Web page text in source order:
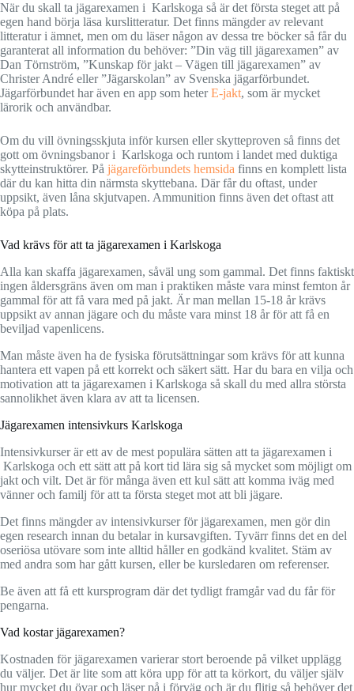
När du skall ta jägarexamen i Karlskoga så är det första steget att på
egen hand börja läsa kurslitteratur. Det finns mängder av relevant
litteratur i ämnet, men om du läser någon av dessa tre böcker så får du
garanterat all information du behöver: ”Din väg till jägarexamen” av
Dan Törnström, ”Kunskap för jakt – Vägen till jägarexamen” av
Christer André eller ”Jägarskolan” av Svenska jägarförbundet.
Jägarförbundet har även en app som heterE-jakt, som är mycket
lärorik och användbar.
Om du vill övningsskjuta inför kursen eller skytteproven så finns det
gott om övningsbanor i Karlskoga och runtom i landet med duktiga
skytteinstruktörer. På jägareförbundets hemsida finns en komplett lista
där du kan hitta din närmsta skyttebana. Där får du oftast, under
uppsikt, även låna skjutvapen. Ammunition finns även det oftast att
köpa på plats.
Vad krävs för att ta jägarexamen i Karlskoga
Alla kan skaffa jägarexamen, såväl ung som gammal. Det finns faktiskt
ingen åldersgräns även om man i praktiken måste vara minst femton år
gammal för att få vara med på jakt. Är man mellan 15-18 år krävs
uppsikt av annan jägare och du måste vara minst 18 år för att få en
beviljad vapenlicens.
Man måste även ha de fysiska förutsättningar som krävs för att kunna
hantera ett vapen på ett korrekt och säkert sätt. Har du bara en vilja och
motivation att ta jägarexamen i Karlskoga så skall du med allra största
sannolikhet även klara av att ta licensen.
Jägarexamen intensivkurs Karlskoga
Intensivkurser är ett av de mest populära sätten att ta jägarexamen i
Karlskoga och ett sätt att på kort tid lära sig så mycket som möjligt om
jakt och vilt. Det är för många även ett kul sätt att komma iväg med
vänner och familj för att ta första steget mot att bli jägare.
Det finns mängder av intensivkurser för jägarexamen, men gör din
egen research innan du betalar in kursavgiften. Tyvärr finns det en del
oseriösa utövare som inte alltid håller en godkänd kvalitet. Stäm av
med andra som har gått kursen, eller be kursledaren om referenser.
Be även att få ett kursprogram där det tydligt framgår vad du får för
pengarna.
Vad kostar jägarexamen?
Kostnaden för jägarexamen varierar stort beroende på vilket upplägg
du väljer. Det är lite som att köra upp för att ta körkort, du väljer själv
hur mycket du övar och läser på i förväg och är du flitig så behöver det